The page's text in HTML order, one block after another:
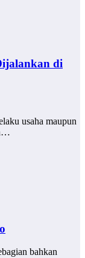
di
usaha maupun
bahkan